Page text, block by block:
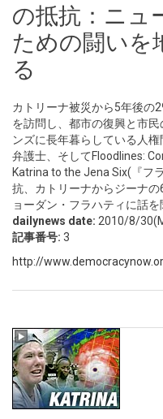
の抵抗：ニュ
ための闘いを
る
カトリーナ被災から5年後の
を訪問し、都市の復興と市
ンズに長年暮らしている人
弁護士、そしてFloodlines:
Katrina to the Jena Six(『フ
抗、カトリーナからジーナ
ョーダン・フラハティに話を
dailynews date: 2010/8/
記事番号: 3
http://